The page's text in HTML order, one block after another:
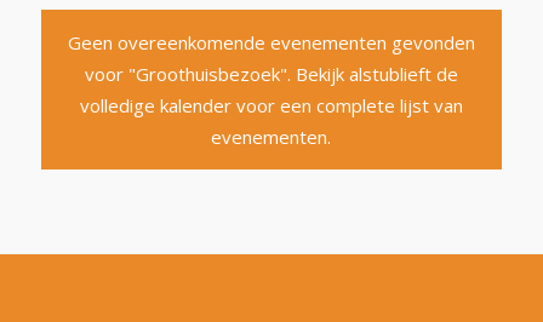
weergeven
navigatie
Geen overeenkomende evenementen gevonden
voor "Groothuisbezoek". Bekijk alstublieft de
volledige kalender voor een complete lijst van
evenementen.